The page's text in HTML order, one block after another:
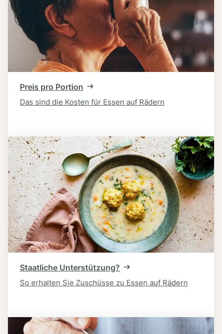
Preis pro Portion
Das sind die Kosten für Essen auf Rädern
Staatliche Unterstützung?
So erhalten Sie Zuschüsse zu Essen auf Rädern